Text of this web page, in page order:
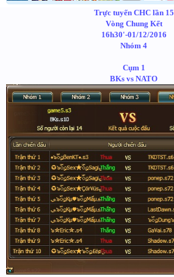
Trực tuyến CHC lần 15
Vòng Chung Kết
16h30'-01/12/2016
Nhóm 4
Cụm 1
BKs vs NATO